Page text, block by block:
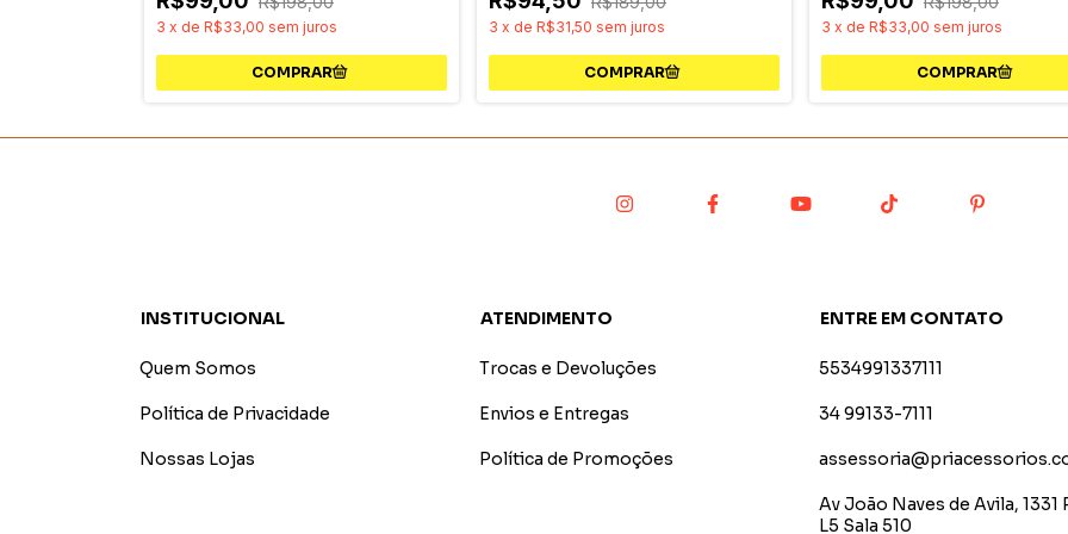
3 x de R$33,00 sem juros 3 x de R$31,50 sem juros 3 x de R$33,00 sem juros
INSTITUCIONAL
Quem Somos
Política de Privacidade
Nossas Lojas
ATENDIMENTO
Trocas e Devoluções
Envios e Entregas
Política de Promoções
ENTRE EM CONTATO
5534991337111
34 99133-7111
Av João Naves de Avila, 1331
L5 Sala 510